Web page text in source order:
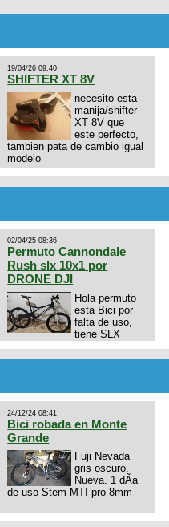
19/04/26 09:40
SHIFTER XT 8V
necesito esta
manija/shifter
XT 8V que
este perfecto,
tambien pata de cambio igual
modelo
02/04/25 08:36
Permuto Cannondale
Rush slx 10x1 por
DRONE DJI
Hola permuto
esta Bici por
falta de uso,
tiene SLX
Horquilla Axon tope de gama
por drone de la marca Dji, les
interesa 3434568861 saludos
24/12/24 08:41
Bici robada en Monte
Grande
Fuji Nevada
gris oscuro.
Nueva. 1 dÃ­a
de uso Stem MTI pro 8mm